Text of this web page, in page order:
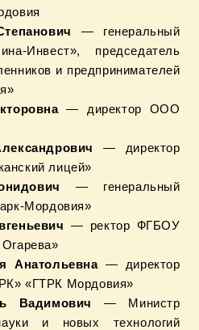
— генеральный
Инвест», председатель
и предпринимателей
— директор ООО
— директор
лицей»
— генеральный
Мордовия»
— ректор ФГБОУ
Анатольевна— директор
«ГТРК Мордовия»
Вадимович — Министр
и новых технологий